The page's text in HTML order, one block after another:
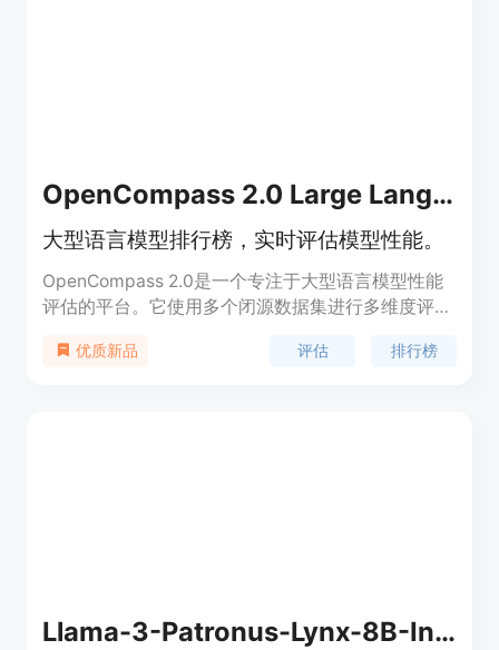
OpenCompass 2.0 Large Language Model Leaderboard
大型语言模型排行榜，实时评估模型性能。
OpenCompass 2.0是一个专注于大型语言模型性能
评估的平台。它使用多个闭源数据集进行多维度评
通过实时更新排行榜，帮助开发者和研究人员了解不
优质新品 评估 排行榜
Llama-3-Patronus-Lynx-8B-Instruct-v1.1